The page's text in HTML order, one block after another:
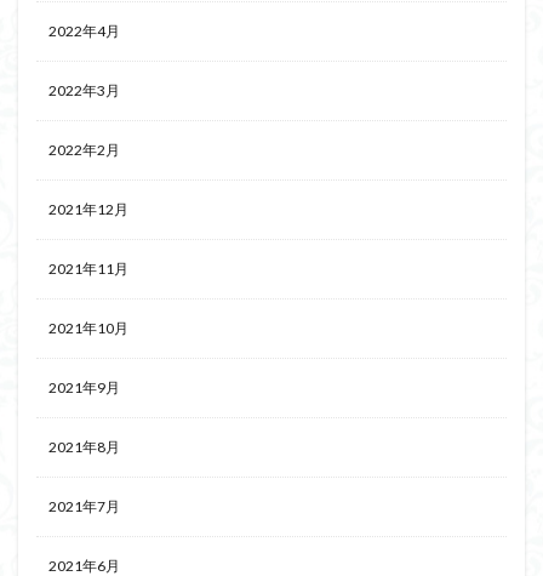
2022年4月
2022年3月
2022年2月
2021年12月
2021年11月
2021年10月
2021年9月
2021年8月
2021年7月
2021年6月